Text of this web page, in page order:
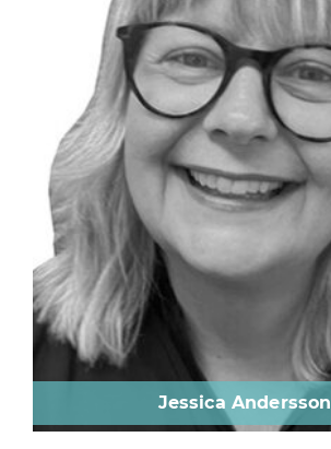
Jessica Andersson